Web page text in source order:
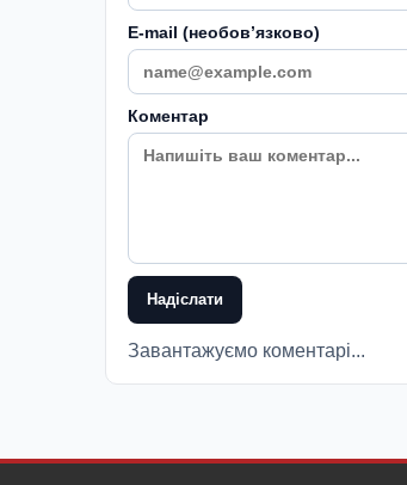
E-mail (необовʼязково)
Коментар
Надіслати
Завантажуємо коментарі...